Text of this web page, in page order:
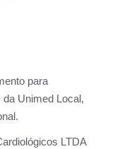
para
da Unimed Local,
LTDA